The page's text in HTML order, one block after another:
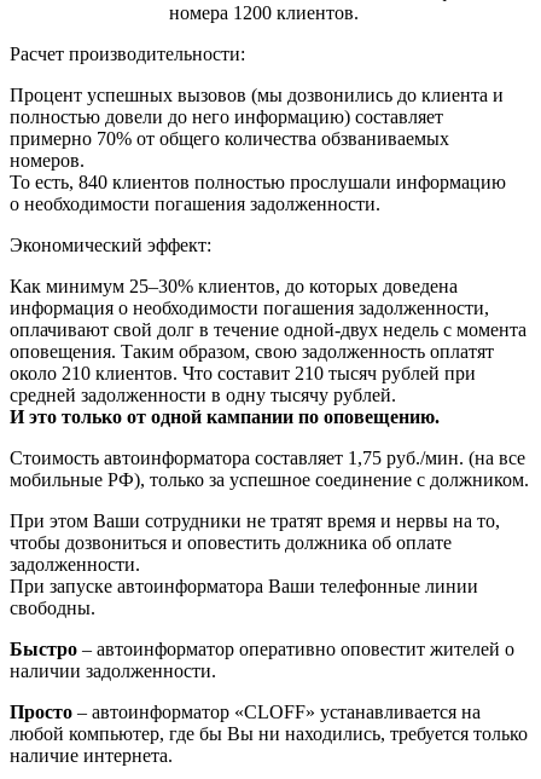
номера 1200 клиентов.
Расчет производительности:
Процент успешных вызовов (мы дозвонились до клиента и
полностью довели до него информацию) составляет
примерно 70% от общего количества обзваниваемых
номеров.
То есть, 840 клиентов полностью прослушали информацию
о необходимости погашения задолженности.
Экономический эффект:
Как минимум 25–30% клиентов, до которых доведена
информация о необходимости погашения задолженности,
оплачивают свой долг в течение одной-двух недель с момента
оповещения. Таким образом, свою задолженность оплатят
около 210 клиентов. Что составит 210 тысяч рублей при
средней задолженности в одну тысячу рублей.
И это только от одной кампании по оповещению.
Стоимость автоинформатора составляет 1,75 руб./мин. (на все
мобильные РФ), только за успешное соединение с должником.
При этом Ваши сотрудники не тратят время и нервы на то,
чтобы дозвониться и оповестить должника об оплате
задолженности.
При запуске автоинформатора Ваши телефонные линии
свободны.
Быстро – автоинформатор оперативно оповестит жителей о
наличии задолженности.
Просто – автоинформатор «CLOFF» устанавливается на
любой компьютер, где бы Вы ни находились, требуется только
наличие интернета.